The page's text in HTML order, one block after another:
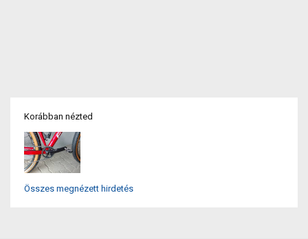
Korábban nézted
Összes megnézett hirdetés